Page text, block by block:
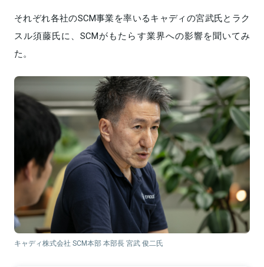
それぞれ各社のSCM事業を率いるキャディの宮武氏とラク
スル須藤氏に、SCMがもたらす業界への影響を聞いてみ
た。
キャディ株式会社 SCM本部 本部長 宮武 俊二氏